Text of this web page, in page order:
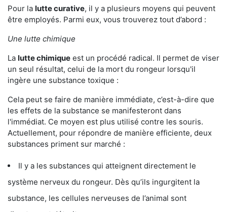
Pour la lutte curative, il y a plusieurs moyens qui peuvent
être employés. Parmi eux, vous trouverez tout d’abord :
Une lutte chimique
La lutte chimique est un procédé radical. Il permet de viser
un seul résultat, celui de la mort du rongeur lorsqu'il
ingère une substance toxique :
Cela peut se faire de manière immédiate, c’est-à-dire que
les effets de la substance se manifesteront dans
l'immédiat. Ce moyen est plus utilisé contre les souris.
Actuellement, pour répondre de manière efficiente, deux
substances priment sur marché :
Il y a les substances qui atteignent directement le
système nerveux du rongeur. Dès qu’ils ingurgitent la
substance, les cellules nerveuses de l’animal sont